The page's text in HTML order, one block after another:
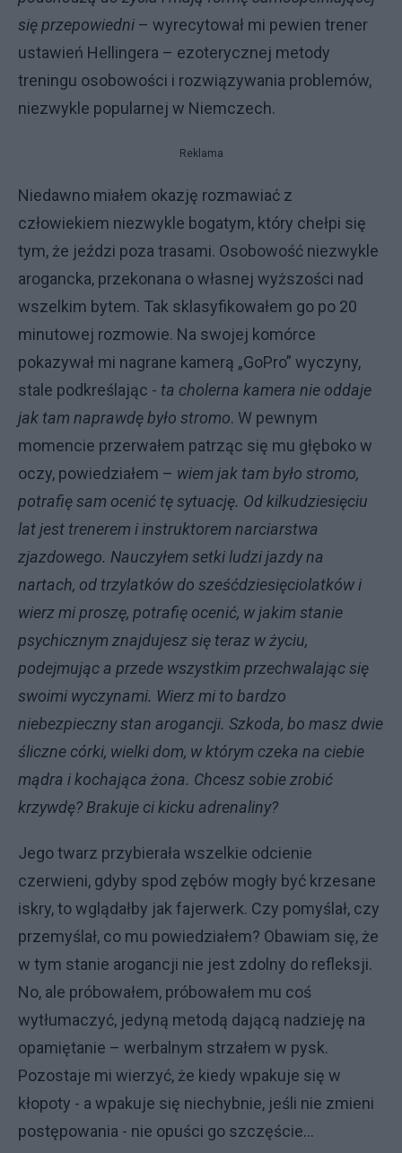
się przepowiedni – wyrecytował mi pewien trener
ustawień Hellingera – ezoterycznej metody
treningu osobowości i rozwiązywania problemów,
niezwykle popularnej w Niemczech.
Reklama
Niedawno miałem okazję rozmawiać z
człowiekiem niezwykle bogatym, który chełpi się
tym, że jeździ poza trasami. Osobowość niezwykle
arogancka, przekonana o własnej wyższości nad
wszelkim bytem. Tak sklasyfikowałem go po 20
minutowej rozmowie. Na swojej komórce
pokazywał mi nagrane kamerą „GoPro” wyczyny,
stale podkreślając - ta cholerna kamera nie oddaje
jak tam naprawdę było stromo. W pewnym
momencie przerwałem patrząc się mu głęboko w
oczy, powiedziałem – wiem jak tam było stromo,
potrafię sam ocenić tę sytuację. Od kilkudziesięciu
lat jest trenerem i instruktorem narciarstwa
zjazdowego. Nauczyłem setki ludzi jazdy na
nartach, od trzylatków do sześćdziesięciolatków i
wierz mi proszę, potrafię ocenić, w jakim stanie
psychicznym znajdujesz się teraz w życiu,
podejmując a przede wszystkim przechwalając się
swoimi wyczynami. Wierz mi to bardzo
niebezpieczny stan arogancji. Szkoda, bo masz dwie
śliczne córki, wielki dom, w którym czeka na ciebie
mądra i kochająca żona. Chcesz sobie zrobić
krzywdę? Brakuje ci kicku adrenaliny?
Jego twarz przybierała wszelkie odcienie
czerwieni, gdyby spod zębów mogły być krzesane
iskry, to wglądałby jak fajerwerk. Czy pomyślał, czy
przemyślał, co mu powiedziałem? Obawiam się, że
w tym stanie arogancji nie jest zdolny do refleksji.
No, ale próbowałem, próbowałem mu coś
wytłumaczyć, jedyną metodą dającą nadzieję na
opamiętanie – werbalnym strzałem w pysk.
Pozostaje mi wierzyć, że kiedy wpakuje się w
kłopoty - a wpakuje się niechybnie, jeśli nie zmieni
postępowania - nie opuści go szczęście…